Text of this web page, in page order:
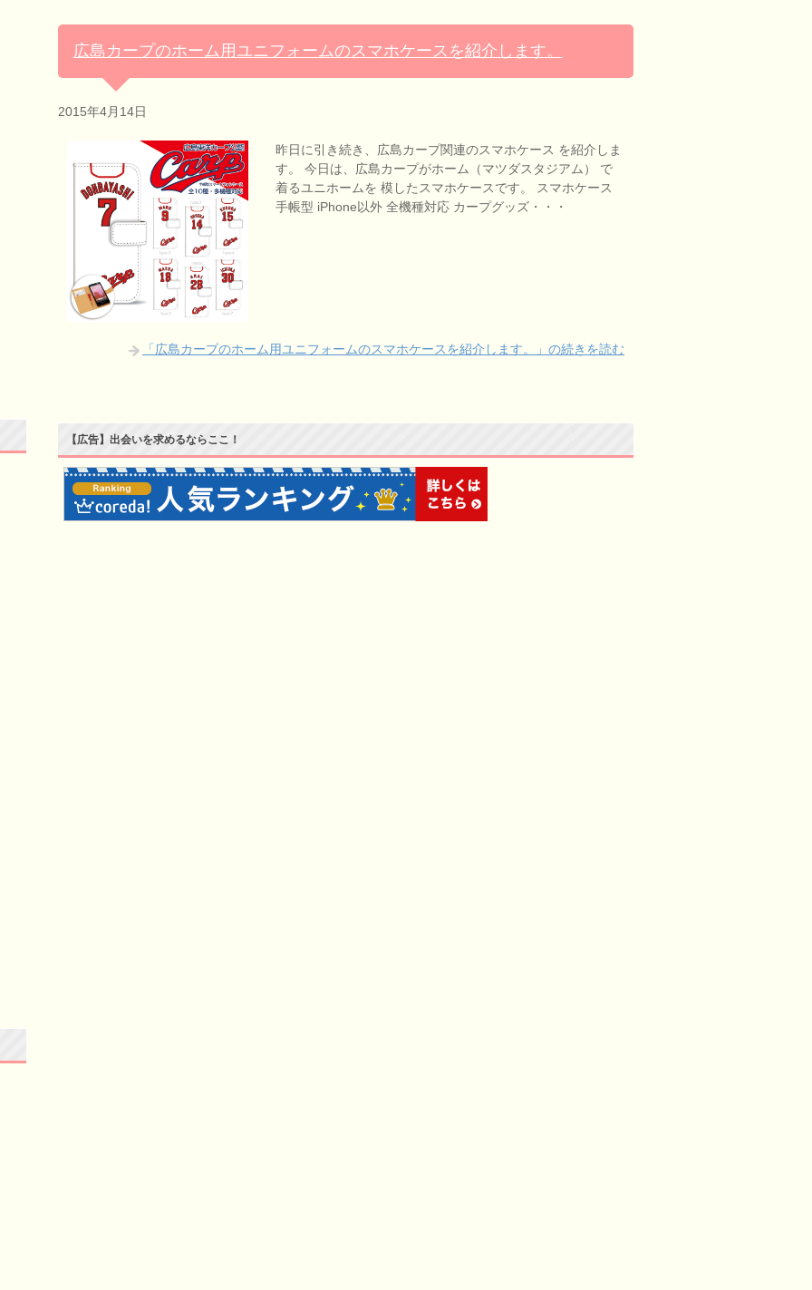
広島カープのホーム用ユニフォームのスマホケースを紹介します。
2015年4月14日
昨日に引き続き、広島カープ関連のスマホケース を紹介しま
す。 今日は、広島カープがホーム（マツダスタジアム） で
着るユニホームを 模したスマホケースです。 スマホケース
手帳型 iPhone以外 全機種対応 カープグッズ・・・
「広島カープのホーム用ユニフォームのスマホケースを紹介します。」の続きを読む
【広告】出会いを求めるならここ！